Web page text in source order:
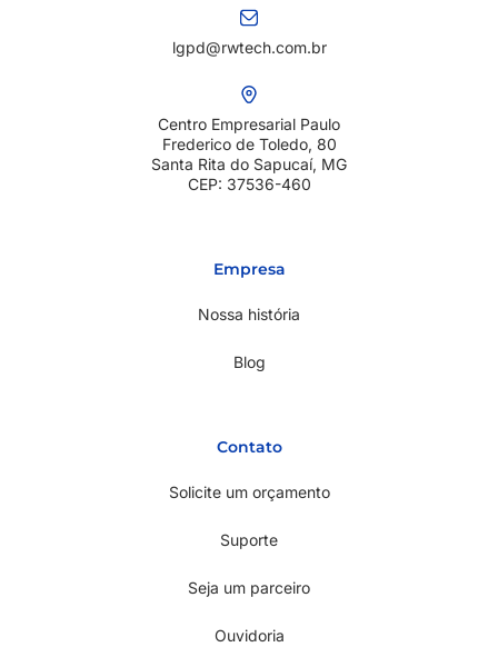
lgpd@rwtech.com.br
Centro Empresarial Paulo
Frederico de Toledo, 80
Santa Rita do Sapucaí, MG
CEP: 37536-460
Empresa
Nossa história
Blog
Contato
Solicite um orçamento
Suporte
Seja um parceiro
Ouvidoria